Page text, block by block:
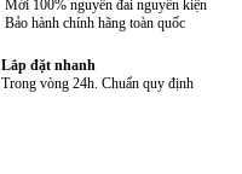
Mới 100% nguyên đai nguyên kiện
Bảo hành chính hãng toàn quốc
Lắp đặt nhanh
Trong vòng 24h. Chuẩn quy định